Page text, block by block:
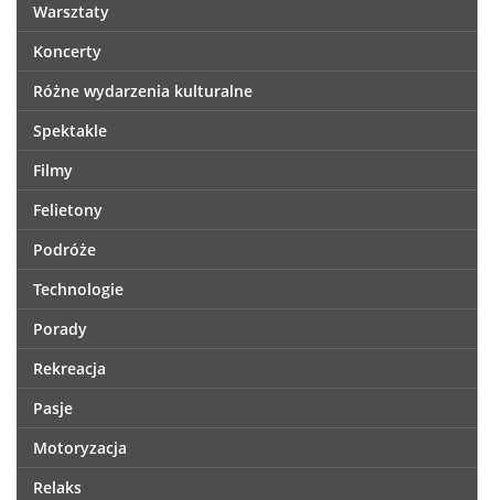
Warsztaty
Koncerty
Różne wydarzenia kulturalne
Spektakle
Filmy
Felietony
Podróże
Technologie
Porady
Rekreacja
Pasje
Motoryzacja
Relaks